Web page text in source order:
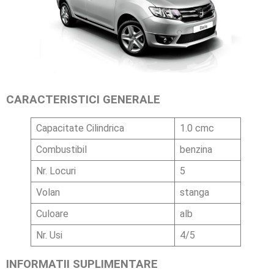
CARACTERISTICI GENERALE
Capacitate Cilindrica
1.0 cmc
Combustibil
benzina
Nr. Locuri
5
Volan
stanga
Culoare
alb
Nr. Usi
4/5
INFORMATII SUPLIMENTARE